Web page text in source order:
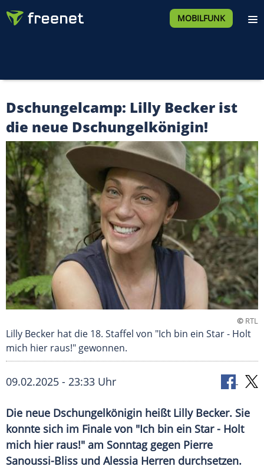
MOBILFUNK
Dschungelcamp: Lilly Becker ist
die neue Dschungelkönigin!
© RTL
Lilly Becker hat die 18. Staffel von "Ich bin ein Star - Holt
mich hier raus!" gewonnen.
09.02.2025 - 23:33 Uhr
Die neue Dschungelkönigin heißt Lilly Becker. Sie
konnte sich im Finale von "Ich bin ein Star - Holt
mich hier raus!" am Sonntag gegen Pierre
Sanoussi-Bliss und Alessia Herren durchsetzen.